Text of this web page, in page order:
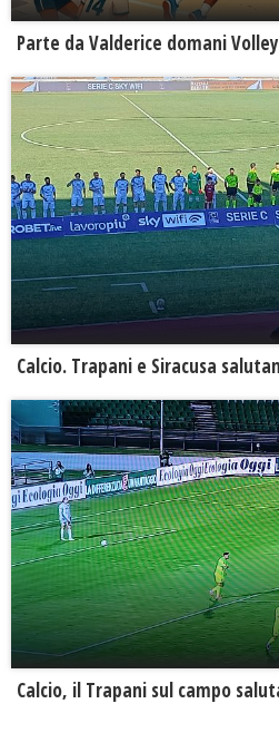
Parte da Valderice domani
Calcio. Trapani e Siracusa
Calcio, il Trapani sul campo